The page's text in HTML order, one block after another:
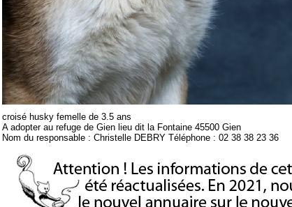
croisé husky femelle de 3.5 ans
A adopter au refuge de Gien lieu dit la Fontaine 45500 Gien
Nom du responsable : Christelle DEBRY Téléphone : 02 38 38 23 36